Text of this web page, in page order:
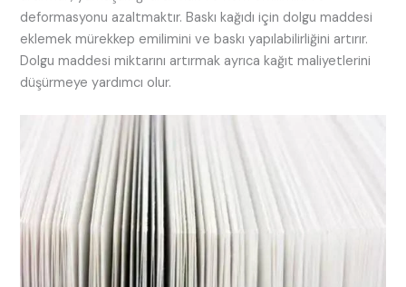
deformasyonu azaltmaktır. Baskı kağıdı için dolgu maddesi
eklemek mürekkep emilimini ve baskı yapılabilirliğini artırır.
Dolgu maddesi miktarını artırmak ayrıca kağıt maliyetlerini
düşürmeye yardımcı olur.